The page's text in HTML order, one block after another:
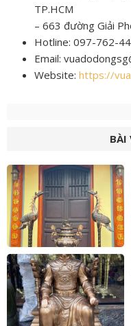
TP.HCM
– 663 đường Giải
Hotline: 097-762-
Email:
Website: https://
BÀI